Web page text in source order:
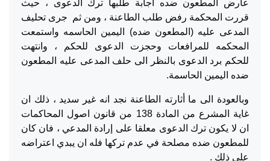
عارض المطعون ضده اجابة طلبها ترك الدعوى ، حيث
قررت المحكمة رفض طلب الطاعنة ، ومن ثم جرى تحليف
المدعى عليه (المطعون ضده) اليمين الحاسمه واستمعت
المحكمه للمرافعات وحجزت الدعوى للحكم ، وانتهت
للحكم برد الدعوى بالنظر الى حلف المدعى عليه المطعون
ضده اليمين الحاسمة.
وبالعودة الى ما أثارته الطاعنة نجد انه غير سديد ، ذلك ان
غاية المشرع من المادة 138 من قانون اصول المحاكمات
ان لا يكون ترك الدعوى معلقا على إرادة المدعي ، فان كان
للمطعون ضده مصلحة في عدم تركها فله ان يبدي اعتراضه
على ذلك .